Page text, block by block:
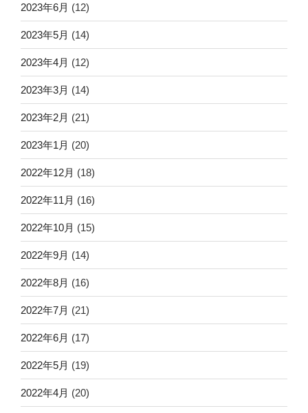
2023年6月 (12)
2023年5月 (14)
2023年4月 (12)
2023年3月 (14)
2023年2月 (21)
2023年1月 (20)
2022年12月 (18)
2022年11月 (16)
2022年10月 (15)
2022年9月 (14)
2022年8月 (16)
2022年7月 (21)
2022年6月 (17)
2022年5月 (19)
2022年4月 (20)